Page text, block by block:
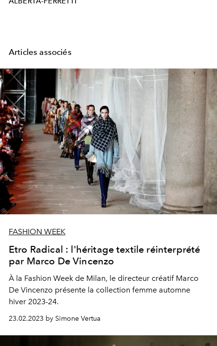
Articles associés
FASHION WEEK
Etro Radical : l'héritage textile réinterprété
par Marco De Vincenzo
À la Fashion Week de Milan, le directeur créatif Marco
De Vincenzo présente la collection femme automne
hiver 2023-24.
23.02.2023 by Simone Vertua